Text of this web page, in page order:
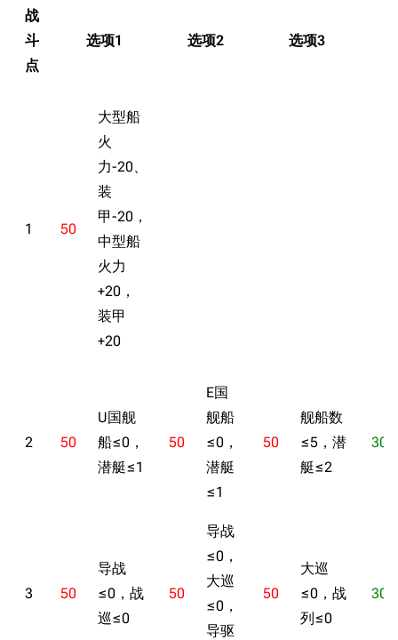
战
斗
点
选项1 选项2 选项3
1 50
大型船
火
力-20、
装
甲-20，
中型船
火力
+20，
装甲
+20
2 50
U国舰
船≤0，
潜艇≤1
50
E国
舰船
≤0，
潜艇
≤1
50
舰船数
≤5，潜
艇≤2
30
3 50
导战
≤0，战
巡≤0
50
导战
≤0，
大巡
≤0，
导驱
50
大巡
≤0，战
列≤0
30